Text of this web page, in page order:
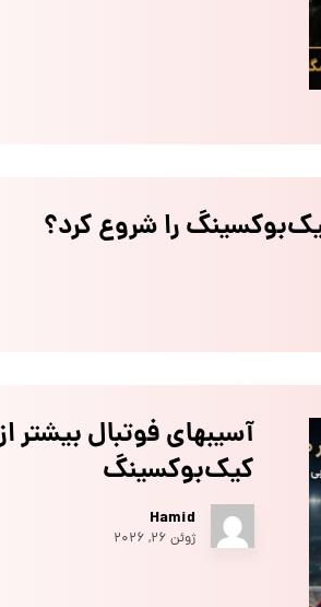
را شروع کرد؟
آسیبهای فوتبال بیشتر
کیک‌بوکسینگ
Hamid
ژوئن ۲۶, ۲۰۲۶